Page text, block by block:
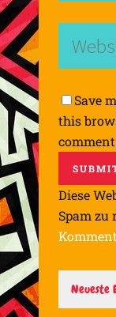
Save
this
Diese
Spam zu
Neueste